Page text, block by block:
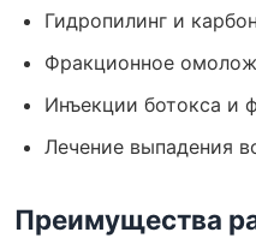
Гидропилинг и
Фракционное
Инъекции ботокса и
Лечение выпадения
Преимущества